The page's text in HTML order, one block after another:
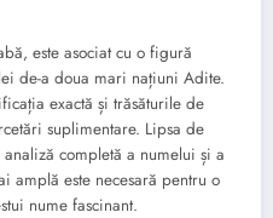
este asociat cu o figură
de-a doua mari națiuni Adite.
exactă și trăsăturile de
suplimentare. Lipsa de
completă a numelui și a
amplă este necesară pentru o
nume fascinant.